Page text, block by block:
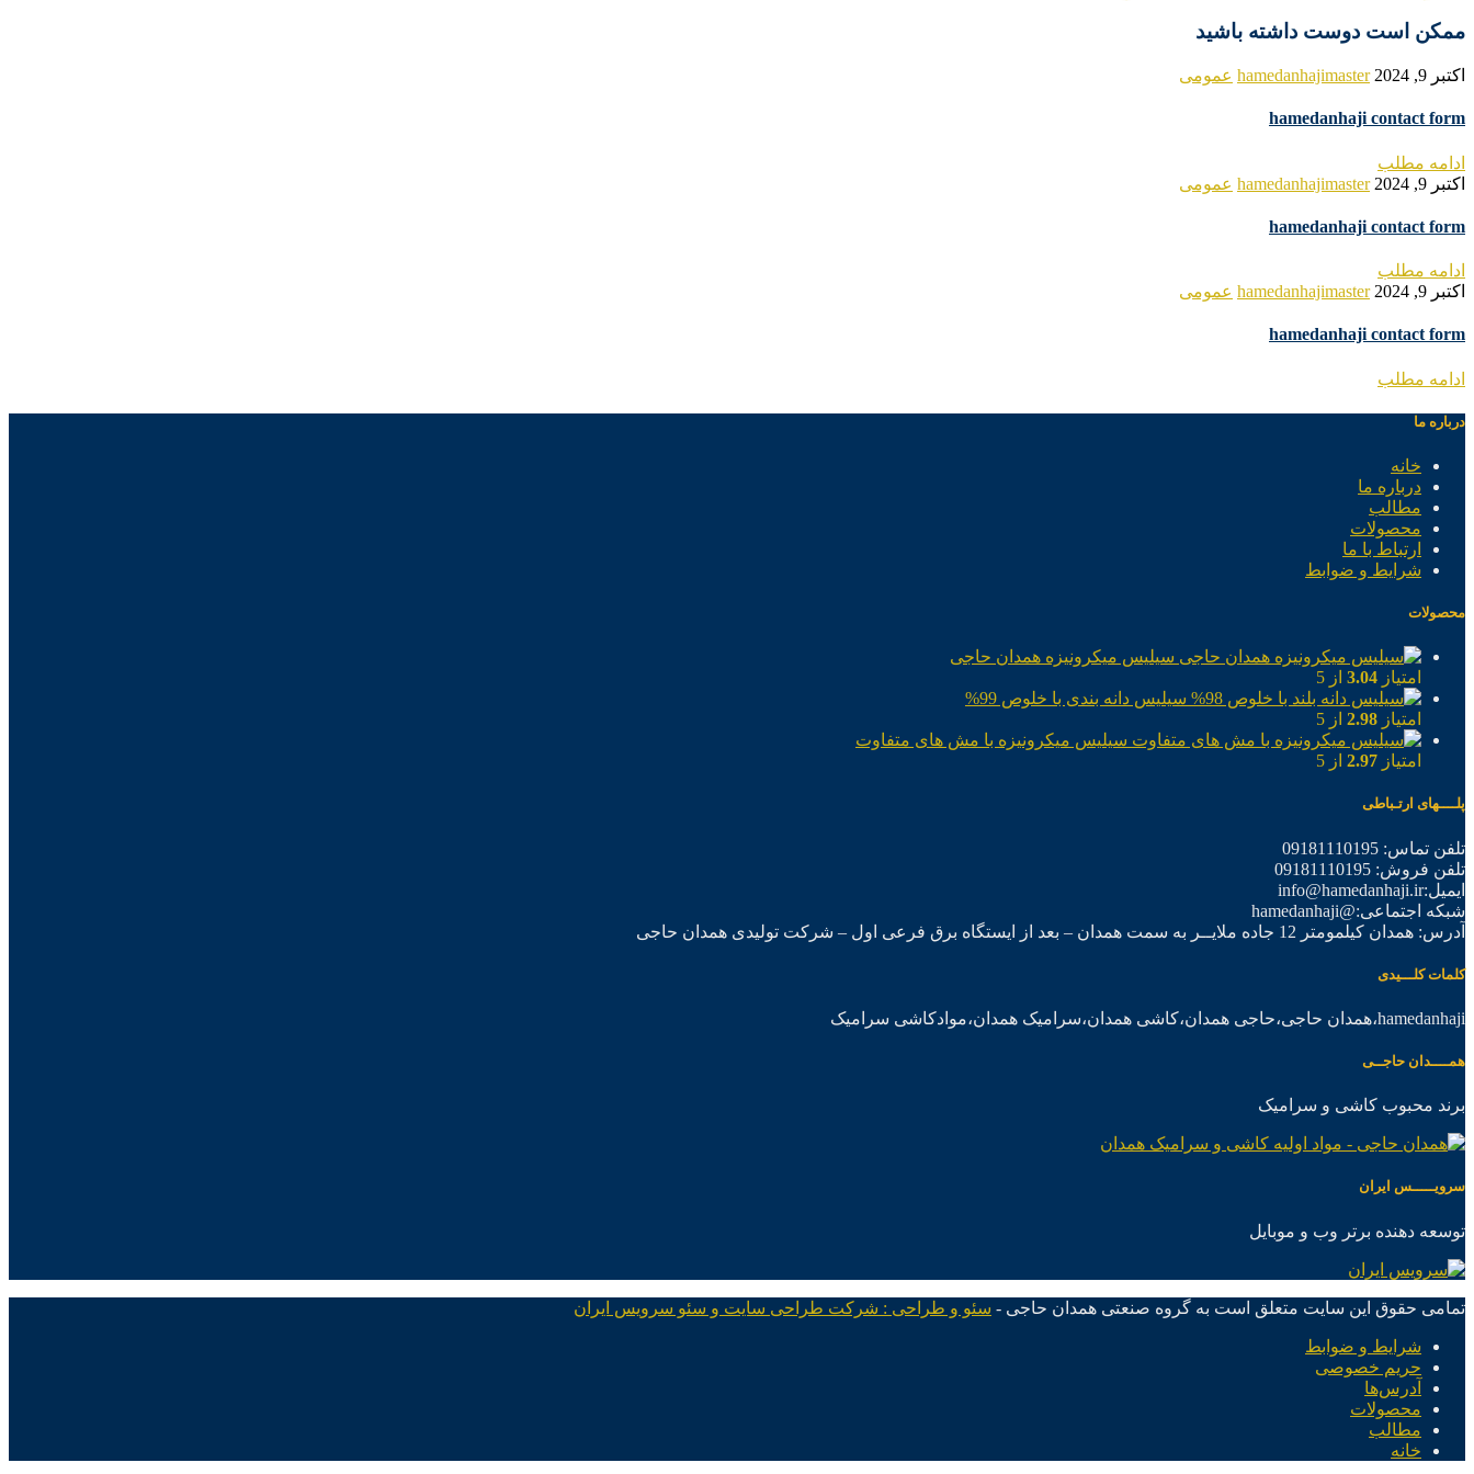
ممکن است دوست داشته باشید
اکتبر 9, 2024 hamedanhajimaster عمومی
hamedanhaji contact form
ادامه مطلب
اکتبر 9, 2024
hamedanhajimaster عمومی
hamedanhaji contact form
ادامه مطلب
اکتبر 9, 2024
hamedanhajimaster عمومی
hamedanhaji contact form
ادامه مطلب
درباره ما
خانه
درباره ما
مطالب
محصولات
ارتباط با ما
شرایط و ضوابط
محصولات
سیلیس میکرونیزه همدان حاجی
امتیاز 3.04 از 5
سیلیس دانه بندی با خلوص 99%
امتیاز 2.98 از 5
سیلیس میکرونیزه با مش های متفاوت
امتیاز 2.97 از 5
پلــــهای ارتـباطی
تلفن تماس: 09181110195
تلفن فروش: 09181110195
ایمیل:info@hamedanhaji.ir
شبکه اجتماعی:@hamedanhaji
آدرس: همدان کیلمومتر 12 جاده ملایــر به سمت همدان – بعد از ایستگاه برق فرعی اول – شرکت تولیدی همدان حاجی
کلمات کلـــیدی
hamedanhaji،همدان حاجی،حاجی همدان،کاشی همدان،سرامیک همدان،موادکاشی سرامیک
همــــدان حاجــی
برند محبوب کاشی و سرامیک
سرویـــــس ایران
توسعه دهنده برتر وب و موبایل
تمامی حقوق این سایت متعلق است به گروه صنعتی همدان حاجی - سئو و طراحی : شرکت طراحی سایت و سئو سرویس ایران
شرایط و ضوابط
حریم خصوصی
آدرس‌ها
محصولات
مطالب
خانه